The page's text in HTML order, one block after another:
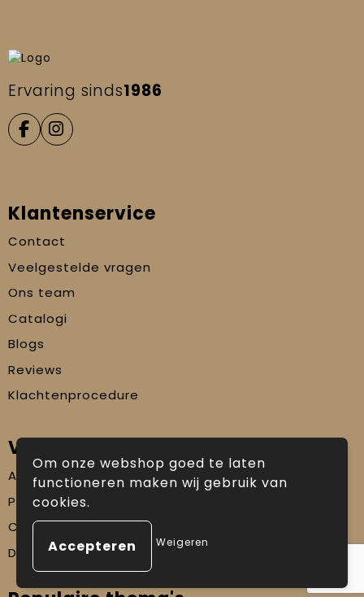
Ervaring sinds1986
Klantenservice
Contact
Veelgestelde vragen
Ons team
Catalogi
Blogs
Reviews
Klachtenprocedure
Veilig winkelen
Algemene voorwaarden
Privacyverklaring
Cookiebeleid
Disclaimer
Om onze webshop goed te laten
functioneren maken wij gebruik van
cookies.
Weigeren